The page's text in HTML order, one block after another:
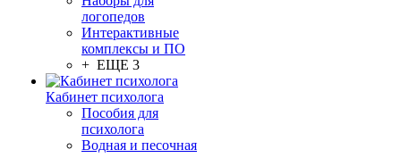
логопедов
Интерактивные
комплексы и ПО
+ ЕЩЕ 3
Кабинет психолога
Пособия для
психолога
Водная и песочная